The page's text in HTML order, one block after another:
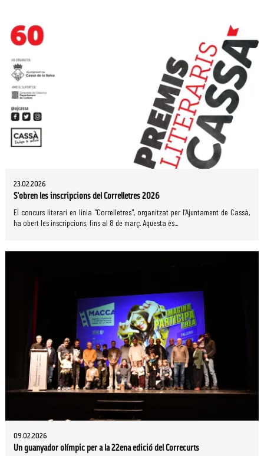
23.02.2026
S'obren les inscripcions del Correlletres 2026
El concurs literari en línia "Correlletres", organitzat per l’Ajuntament de Cassà,
ha obert les inscripcions, fins al 8 de març. Aquesta és...
09.02.2026
Un guanyador olímpic per a la 22ena edició del Correcurts